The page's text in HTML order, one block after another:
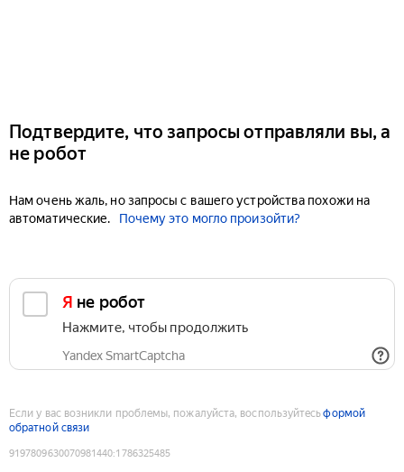
Подтвердите, что запросы отправляли вы, а
не робот
Нам очень жаль, но запросы с вашего устройства похожи на
автоматические.
Почему это могло произойти?
Я не робот
Нажмите, чтобы продолжить
Yandex SmartCaptcha
Если у вас возникли проблемы, пожалуйста, воспользуйтесьформой
обратной связи
9197809630070981440:1786325485